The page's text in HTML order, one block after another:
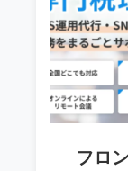
フロ